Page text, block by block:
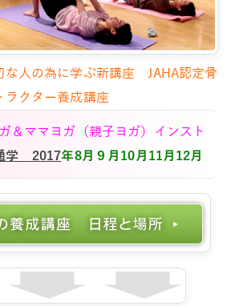
な人の為に学ぶ新講座 JAHA認定骨
ラクター養成講座
＆ママヨガ（親子ヨガ）インスト
学 2017年8月９月10月11月12月